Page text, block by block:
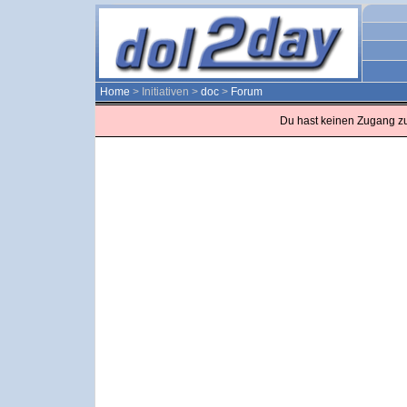
Home > Initiativen > doc > Forum
Du hast keinen Zugang